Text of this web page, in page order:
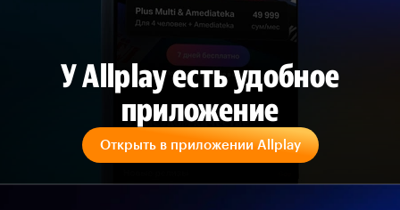
У Allplay есть удобное
приложение
Открыть в приложении Allplay